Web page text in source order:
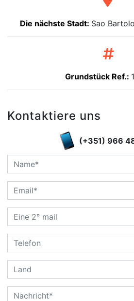
Die nächste Stadt: Sao
Grundstück Ref.:
Kontaktiere uns
(+351) 966